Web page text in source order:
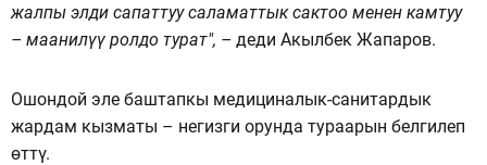
жалпы элди сапаттуу саламаттык сактоо менен камтуу
– маанилүү ролдо турат", – деди Акылбек Жапаров.
Ошондой эле баштапкы медициналык-санитардык
жардам кызматы – негизги орунда тураарын белгилеп
өттү.